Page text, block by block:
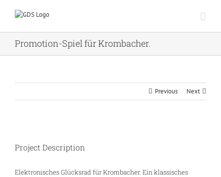
Promotion-Spiel für Krombacher.
Previous Next
Project Description
Elektronisches Glücksrad für Krombacher. Ein klassisches